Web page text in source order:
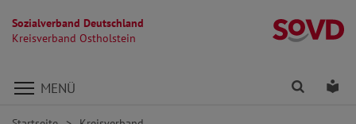
Sozialverband Deutschland
Kreisverband Ostholstein
Direkt zu den Inhalten springen
MENÜ Finden